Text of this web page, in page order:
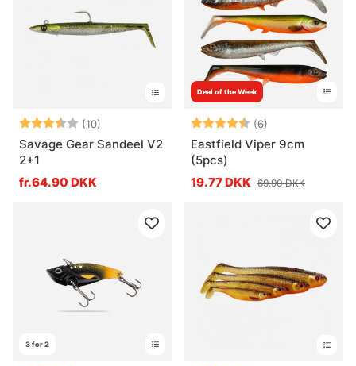
Vurdering: (10)
3.6 ud af 5 stjerner
Savage Gear Sandeel V2
2+1
fr.64.90 DKK
Deal of the Week
Vurdering: (6)
Eastfield Viper 9cm
(5pcs)
19.77 DKK 69.90 DKK
3 for 2